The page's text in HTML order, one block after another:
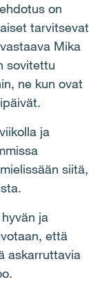
on
tarvitsevat
Mika
sovitettu
ne kun ovat
ja
siitä,
ja
että
askarruttavia